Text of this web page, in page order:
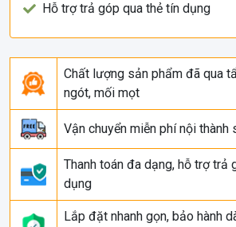
Hỗ trợ trả góp qua thẻ tín dụng
Chất lượng sản phẩm đã qua
ngót, mối mọt
Vận chuyển miễn phí nội thành
Thanh toán đa dạng, hỗ trợ trả
dụng
Lắp đặt nhanh gọn, bảo hành